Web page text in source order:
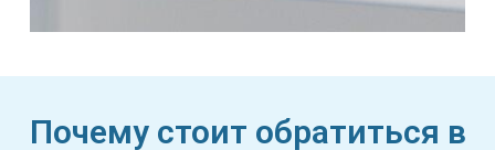
Почему стоит обратиться в